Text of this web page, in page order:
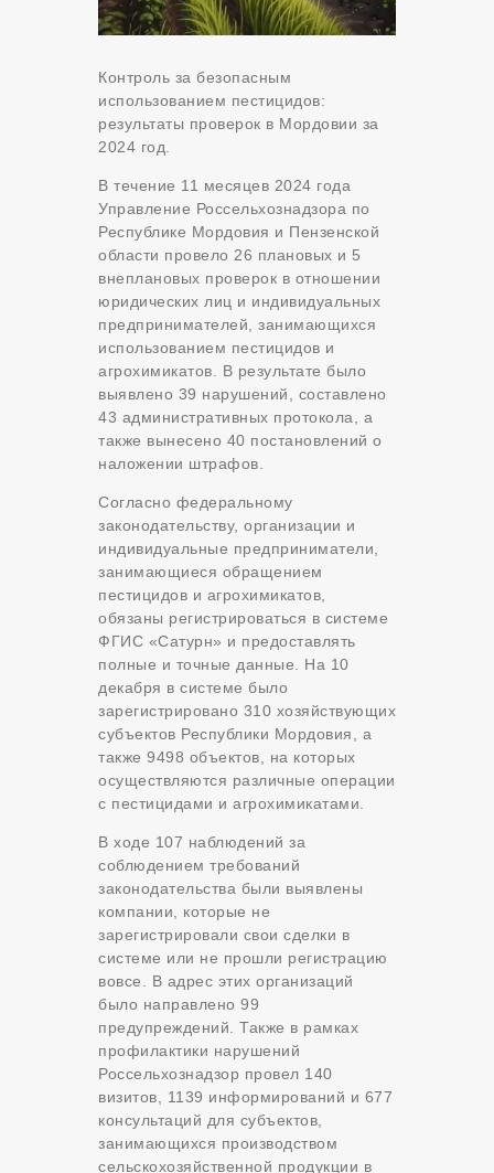
Контроль за безопасным
использованием пестицидов:
результаты проверок в Мордовии за
2024 год.
В течение 11 месяцев 2024 года
Управление Россельхознадзора по
Республике Мордовия и Пензенской
области провело 26 плановых и 5
внеплановых проверок в отношении
юридических лиц и индивидуальных
предпринимателей, занимающихся
использованием пестицидов и
агрохимикатов. В результате было
выявлено 39 нарушений, составлено
43 административных протокола, а
также вынесено 40 постановлений о
наложении штрафов.
Согласно федеральному
законодательству, организации и
индивидуальные предприниматели,
занимающиеся обращением
пестицидов и агрохимикатов,
обязаны регистрироваться в системе
ФГИС «Сатурн» и предоставлять
полные и точные данные. На 10
декабря в системе было
зарегистрировано 310 хозяйствующих
субъектов Республики Мордовия, а
также 9498 объектов, на которых
осуществляются различные операции
с пестицидами и агрохимикатами.
В ходе 107 наблюдений за
соблюдением требований
законодательства были выявлены
компании, которые не
зарегистрировали свои сделки в
системе или не прошли регистрацию
вовсе. В адрес этих организаций
было направлено 99
предупреждений. Также в рамках
профилактики нарушений
Россельхознадзор провел 140
визитов, 1139 информирований и 677
консультаций для субъектов,
занимающихся производством
сельскохозяйственной продукции в